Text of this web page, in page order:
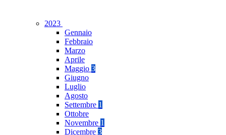
2023
Gennaio
Febbraio
Marzo
Aprile
Maggio 3
Giugno
Luglio
Agosto
Settembre 1
Ottobre
Novembre 1
Dicembre 3